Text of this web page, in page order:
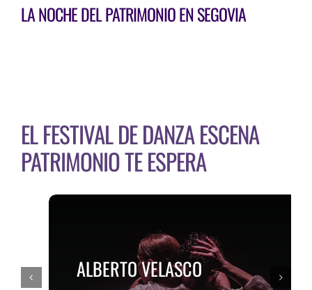
LA NOCHE DEL PATRIMONIO EN SEGOVIA
EL FESTIVAL DE DANZA ESCENA
PATRIMONIO TE ESPERA
ALBERTO VELASCO